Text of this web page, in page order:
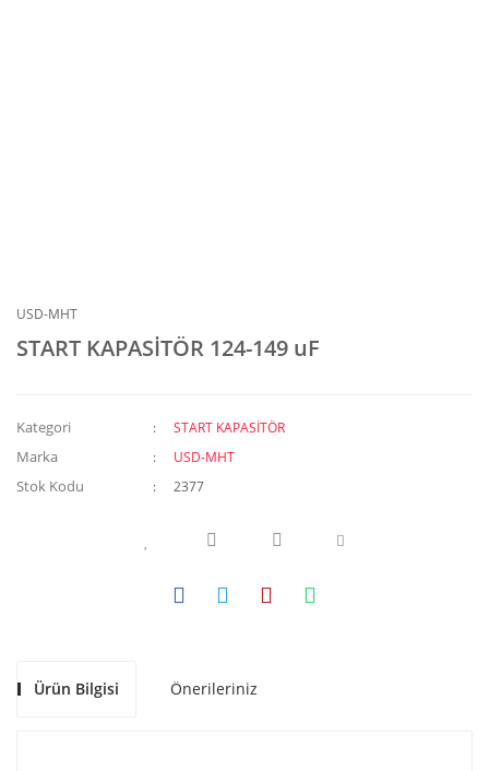
USD-MHT
START KAPASİTÖR 124-149 uF
Kategori START KAPASİTÖR
Marka USD-MHT
Stok Kodu 2377
Ürün Bilgisi Önerileriniz